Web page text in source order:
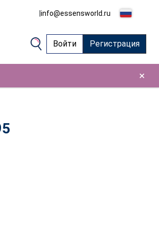
|info@essensworld.ru
Войти Регистрация
×